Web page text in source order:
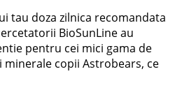
tau doza zilnica recomandata
BioSunLine au
pentru cei mici gama de
copii Astrobears, ce